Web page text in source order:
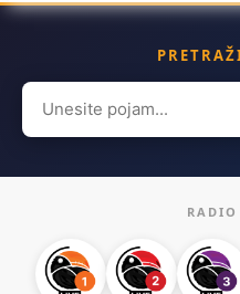
Search
for:
RADIO